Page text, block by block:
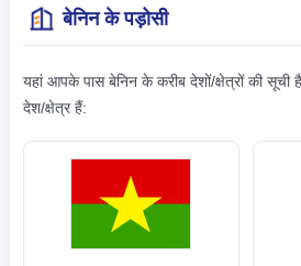
बेनिन के पड़ोसी
यहां आपके पास बेनिन के करीब देशों/क्षेत्रों की सूची
देश/क्षेत्र हैं: